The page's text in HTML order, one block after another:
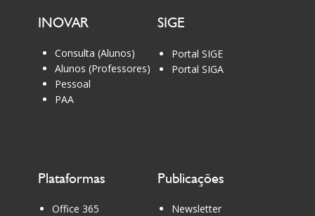
INOVAR
Consulta (Alunos)
Alunos (Professores)
Pessoal
PAA
SIGE
Portal SIGE
Portal SIGA
Plataformas
Office 365
Publicações
Newsletter